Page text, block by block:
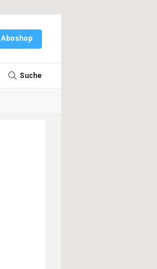
Aboshop
Suche